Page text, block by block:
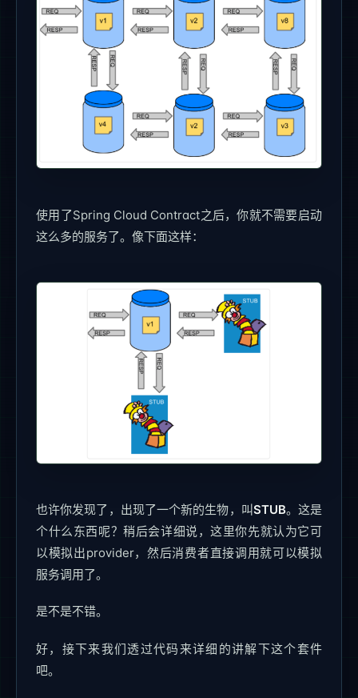
使用了Spring Cloud Contract之后，你就不需要启动
这么多的服务了。像下面这样：
也许你发现了，出现了一个新的生物，叫STUB。这是
个什么东西呢？稍后会详细说，这里你先就认为它可
以模拟出provider，然后消费者直接调用就可以模拟
服务调用了。
是不是不错。
好，接下来我们透过代码来详细的讲解下这个套件
吧。